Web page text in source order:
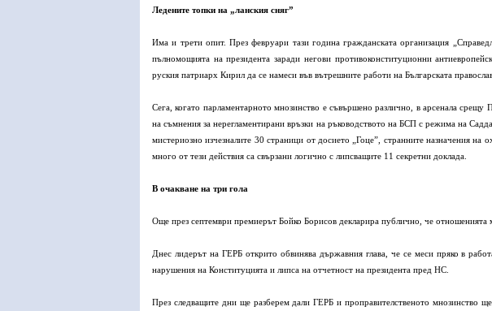
Ледените топки на „ланския сняг”
Има и трети опит. През февруари тази година гражданската организация
пълномощията на президента заради негови противоконституционни
руския патриарх Кирил да се намеси във вътрешните работи на Българската
Сега, когато парламентарното мнозинство е съвършено различно, в арсенала
на съмнения за нерегламентирани връзки на ръководството на БСП с режима на
мистериозно изчезналите 30 страници от досието „Гоце”, странните назначения
много от тези действия са свързани логично с липсващите 11 секретни доклада.
В очакване на три гола
Още през септември премиерът Бойко Борисов декларира публично, че отношенията
Днес лидерът на ГЕРБ открито обвинява държавния глава, че се меси пряко в
нарушения на Конституцията и липса на отчетност на президента пред НС.
През следващите дни ще разберем дали ГЕРБ и проправителственото мнозинство